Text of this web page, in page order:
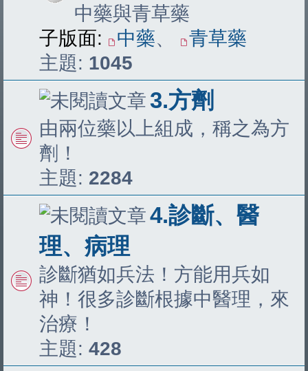
中藥與青草藥
子版面:
中藥、
青草藥
主題: 1045
3.方劑
由兩位藥以上組成，稱之為方
劑！
主題: 2284
4.診斷、醫
理、病理
診斷猶如兵法！方能用兵如
神！很多診斷根據中醫理，來
治療！
主題: 428